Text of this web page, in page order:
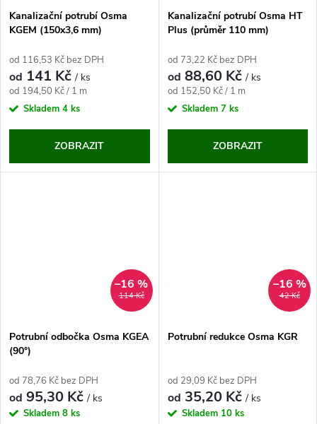
Kanalizační potrubí Osma
KGEM (150x3,6 mm)
od 116,53 Kč bez DPH
od 141 Kč/ ks
Měrná
cena:
od 194,50 Kč / 1 m
Skladem 4 ks
ZOBRAZIT
Kanalizační potrubí Osma HT
Plus (průměr 110 mm)
od 73,22 Kč bez DPH
od 88,60 Kč/ ks
Měrná
cena:
od 152,50 Kč / 1 m
Skladem 7 ks
ZOBRAZIT
114 Kč
–16 %
Potrubní odbočka Osma KGEA
(90°)
od 78,76 Kč bez DPH
od 95,30 Kč/ ks
Skladem 8 ks
42 Kč
–16 %
Potrubní redukce Osma KGR
od 29,09 Kč bez DPH
od 35,20 Kč/ ks
Skladem 10 ks